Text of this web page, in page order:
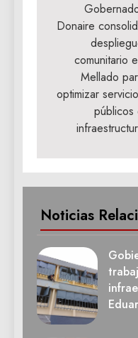
entradas
Donaire
comunitario
Mellado
optimizar
públicos
Noticias